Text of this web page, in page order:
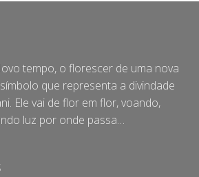
tempo, o florescer de uma nova
que representa a divindade
Ele vai de flor em flor, voando,
luz por onde passa…